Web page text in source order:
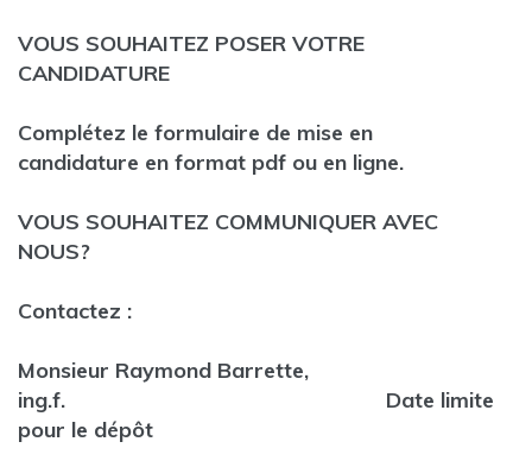
VOUS SOUHAITEZ POSER VOTRE
CANDIDATURE
Complétez le formulaire de mise en
candidature en format pdf ou en ligne.
VOUS SOUHAITEZ COMMUNIQUER AVEC
NOUS?
Contactez :
Monsieur Raymond Barrette,
ing.f. Date limite
pour le dépôt